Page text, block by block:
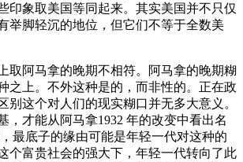
印象取美国等同起来。其实美国并不只仅
举脚轻沉的地位，但它们不等于全数美
阿马拿的晚期不相符。阿马拿的晚期糊
之上。不外这种是的，而非性的。正在政
别这个对人们的现实糊口并无多大意义。
，才能从阿马拿1932 年的改变中看出名
最底子的缘由可能是年轻一代对这种的
个富贵社会的强大下，年轻一代转向了此